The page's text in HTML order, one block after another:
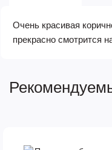
Очень красивая
прекрасно смотрится